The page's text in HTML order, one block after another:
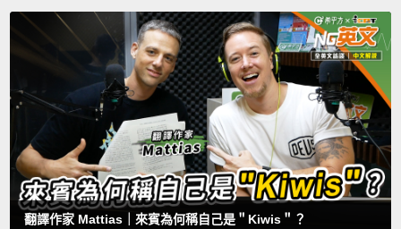
翻譯作家 Mattias｜來賓為何稱自己是＂Kiwis＂？